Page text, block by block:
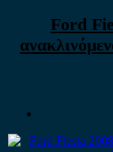
Ford